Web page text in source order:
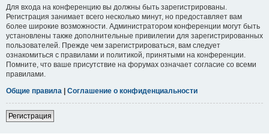
Для входа на конференцию вы должны быть зарегистрированы.
Регистрация занимает всего несколько минут, но предоставляет вам
более широкие возможности. Администратором конференции могут быть
установлены также дополнительные привилегии для зарегистрированных
пользователей. Прежде чем зарегистрироваться, вам следует
ознакомиться с правилами и политикой, принятыми на конференции.
Помните, что ваше присутствие на форумах означает согласие со всеми
правилами.
Общие правила | Соглашение о конфиденциальности
Регистрация